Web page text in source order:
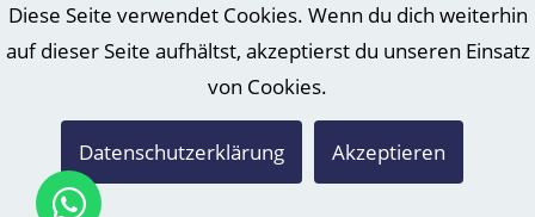
Diese Seite verwendet Cookies. Wenn du dich weiterhin
auf dieser Seite aufhältst, akzeptierst du unseren Einsatz
von Cookies.
Datenschutzerklärung Akzeptieren